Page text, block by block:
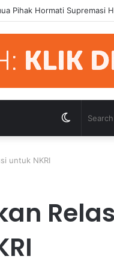
Switch
untuk NKRI